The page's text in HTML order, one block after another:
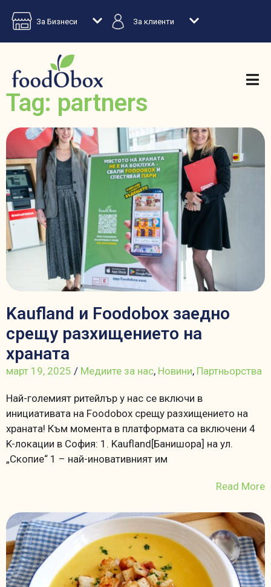
За Бизнеси За клиенти
Tag: partners
Kaufland и Foodobox заедно
срещу разхищението на
храната
март 19, 2025 / Медиите за нас, Новини, Партньорства
Най-големият ритейлър у нас се включи в
инициативата на Foodobox срещу разхищението на
храната! Към момента в платформата са включени 4
K-локации в София: 1. Kaufland[Банишора] на ул.
„Скопие“ 1 – най-иновативният им
Read More